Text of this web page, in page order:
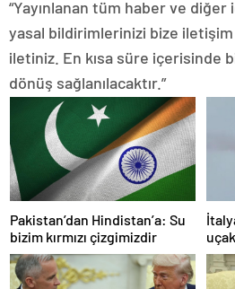
“Yayınlanan tüm haber ve
yasal bildirimlerinizi bize
iletiniz. En kısa süre içerisinde
dönüş sağlanılacaktır.”
Pakistan’dan Hindistan’a: Su
bizim kırmızı çizgimizdir